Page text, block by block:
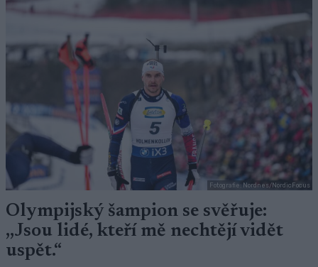
Fotografie: Nordnes/NordicFocus
Olympijský šampion se svěřuje:
,,Jsou lidé, kteří mě nechtějí vidět
uspět.“